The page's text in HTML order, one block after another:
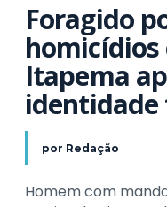
Foragido
homicídios
Itapema
identidade
por Redação
Homem com